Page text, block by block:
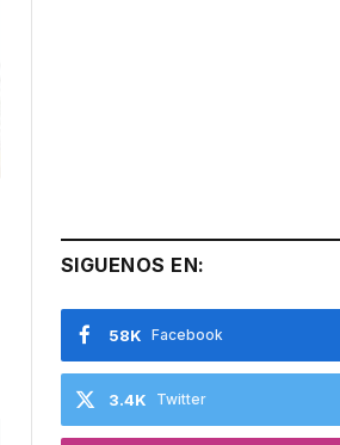
SIGUENOS EN:
Facebook
58K
Twitter
3.4K